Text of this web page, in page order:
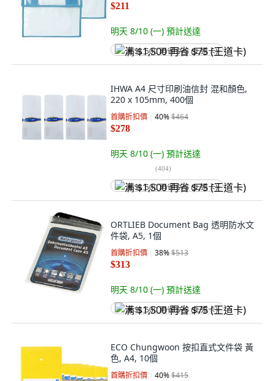
$211
明天 8/10 (一) 預計送達
满 $1,500 再省 $75 (王道卡)
IHWA A4 尺寸印刷油信封 混和顏色,
220 x 105mm, 400個
首購折扣價 40%$464
$278
明天 8/10 (一) 預計送達
(404)
满 $1,500 再省 $75 (王道卡)
ORTLIEB Document Bag 透明防水文
件袋, A5, 1個
首購折扣價 38%$513
$313
明天 8/10 (一) 預計送達
满 $1,500 再省 $75 (王道卡)
ECO Chungwoon 按扣直式文件袋 黃
色, A4, 10個
首購折扣價 40%$415